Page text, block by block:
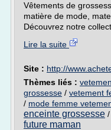
Vêtements de
matière de mode,
Découvrez notre
Lire la suite
Site : http://
Thèmes liés :
grossesse / vetement
/ mode femme
enceinte grossesse /
future maman